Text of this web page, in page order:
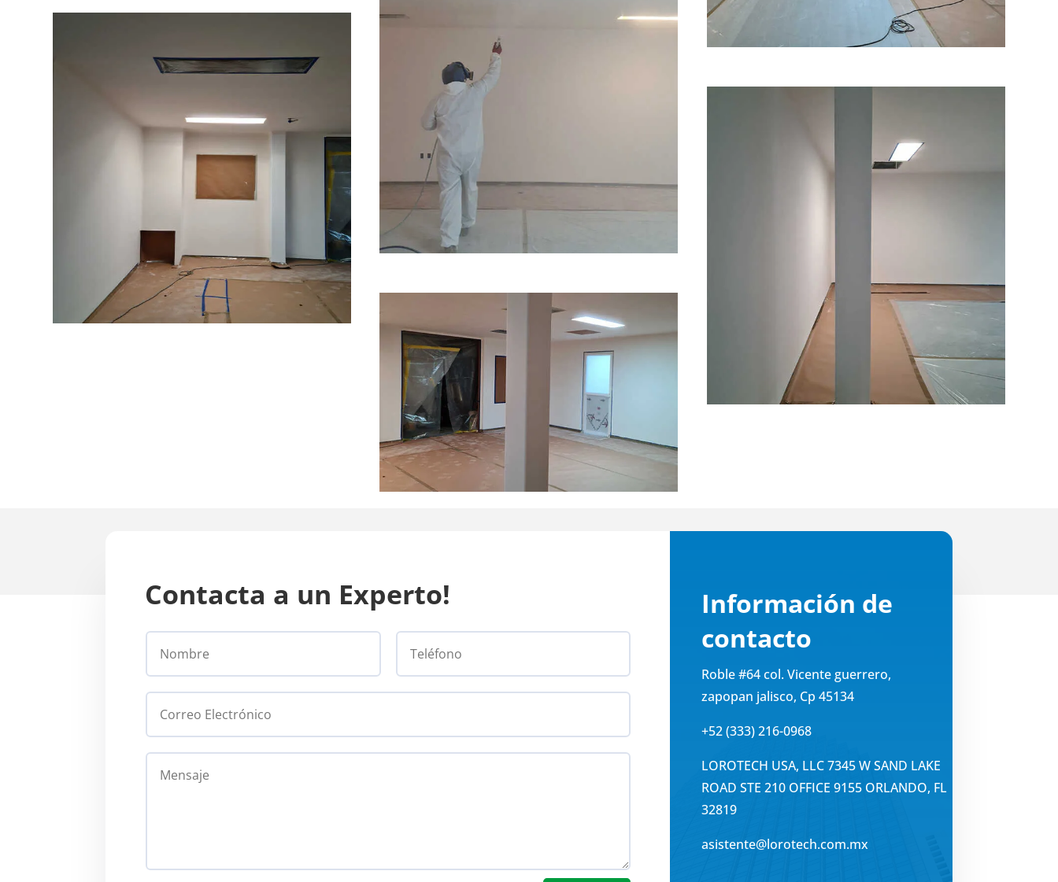
Contacta a un Experto!
Información de
contacto
Roble #64 col. Vicente guerrero,
zapopan jalisco, Cp 45134
+52 (333) 216-0968
LOROTECH USA, LLC 7345 W SAND LAKE
ROAD STE 210 OFFICE 9155 ORLANDO, FL
32819
asistente@lorotech.com.mx